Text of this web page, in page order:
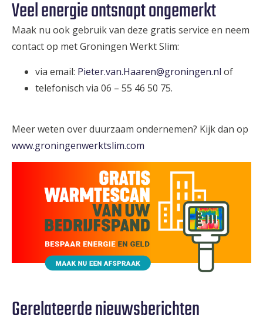
Veel energie ontsnapt ongemerkt
Maak nu ook gebruik van deze gratis service en neem
contact op met Groningen Werkt Slim:
via email: Pieter.van.Haaren@groningen.nl of
telefonisch via 06 – 55 46 50 75.
Meer weten over duurzaam ondernemen? Kijk dan op
www.groningenwerktslim.com
Gerelateerde nieuwsberichten